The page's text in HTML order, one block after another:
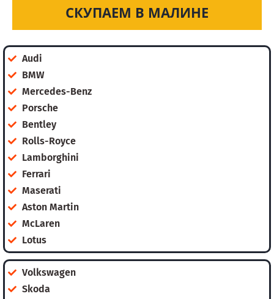
СКУПАЕМ В МАЛИНЕ
Audi
BMW
Mercedes-Benz
Porsche
Bentley
Rolls-Royce
Lamborghini
Ferrari
Maserati
Aston Martin
McLaren
Lotus
Volkswagen
Skoda